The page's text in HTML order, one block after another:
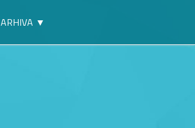
ARHIVA ▼